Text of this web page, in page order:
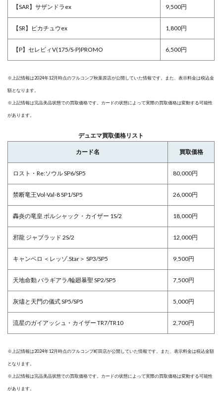
【SAR】サザンドラex 9,500円
【SR】ピカチュウex 1,800円
【P】セレビィV(175/S-P)PROMO 6,500円
※上記情報は2024年12月時点のフルコンプ秋葉原店が公開していた情報です。また、表示料金は税込金
額となります。
※上記情報は完品美品状態での買取価格です。カードの状態によって実際の買取価格は変動する可能性
があります。
デュエマ買取価格リスト
カード名 買取価格
ロスト・Re:ソウル SP6/SP5 80,000円
禁断竜王Vol-Val-8 SP1/SP5 26,000円
轟炎の竜皇 ボルシャック・カイザー 1S/2 18,000円
邪龍 ジャブラッド 2S/2 12,000円
キャンベロ ＜レッゾ.Star＞ SP3/SP5 9,500円
天地命動 バラギアラ/輪廻暴聖 SP2/SP5 7,500円
灰燼と天門の儀式 SP5/SP5 5,000円
流星のガイアッシュ・カイザー TR7/TR10 2,700円
※上記情報は2024年12月時点のフルコンプ町田店が公開していた情報です。また、表示料金は税込金額
となります。
※上記情報は完品美品状態での買取価格です。カードの状態によって実際の買取価格は変動する可能性
があります。